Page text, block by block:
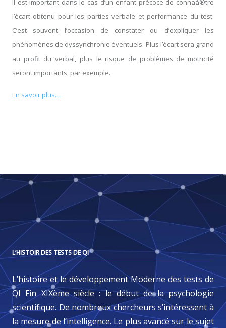
Il est important dans le cas d’un enfant précoce de connaà®tre
l’écart obtenu pour les parties verbale et performance du test.
C’est souvent l’occasion de constater ou d’expliquer les
phénomènes de dyssynchronie éventuels. Plus l’écart sera grand
au profit du verbal, plus le risque de problèmes de motricité
seront importants, par exemple.
En savoir plus…
L’HISTOIR DES TESTS DE QI
L’histoire et le développement Moderne des tests de
QI Fin XIXème siècle : le début de la psychologie
scientifique. De nombreux chercheurs s’intéressent à
la mesure de l’intelligence. Le plus avancé sur le sujet